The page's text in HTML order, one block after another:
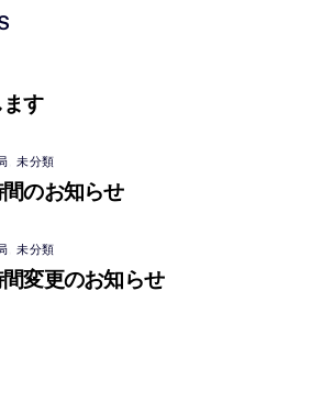
す
,未分類
のお知らせ
,未分類
変更のお知らせ